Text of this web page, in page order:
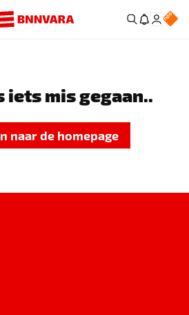
iets mis gegaan..
naar de homepage